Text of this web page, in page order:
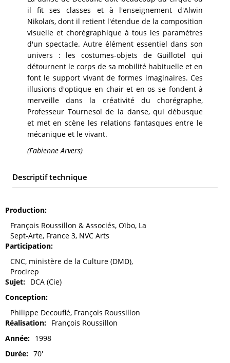
il fit ses classes et à l'enseignement d'Alwin
Nikolaïs, dont il retient l'étendue de la composition
visuelle et chorégraphique à tous les paramètres
d'un spectacle. Autre élément essentiel dans son
univers : les costumes-objets de Guillotel qui
détournent le corps de sa mobilité habituelle et en
font le support vivant de formes imaginaires. Ces
illusions d'optique en chair et en os se fondent à
merveille dans la créativité du chorégraphe,
Professeur Tournesol de la danse, qui débusque
et met en scène les relations fantasques entre le
mécanique et le vivant.
(Fabienne Arvers)
Descriptif technique
Production
François Roussillon & Associés, Oïbo, La
Sept-Arte, France 3, NVC Arts
Participation
CNC, ministère de la Culture (DMD),
Procirep
Sujet
DCA (Cie)
Conception
Philippe Decouflé, François Roussillon
Réalisation
François Roussillon
Année
1998
Durée
70'